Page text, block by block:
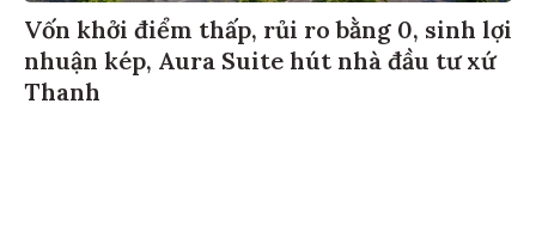
Vốn khởi điểm thấp, rủi ro bằng 0, sinh lợi
nhuận kép, Aura Suite hút nhà đầu tư xứ
Thanh